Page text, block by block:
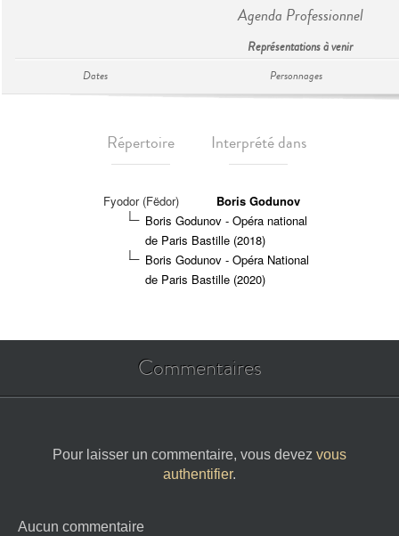
Agenda Professionnel
Représentations à venir
Dates Personnages
Répertoire Interprété dans
Fyodor (Fëdor)
Boris Godunov
Boris Godunov - Opéra national
de Paris Bastille (2018)
Boris Godunov - Opéra National
de Paris Bastille (2020)
Commentaires
Pour laisser un commentaire, vous devez vous
authentifier.
Aucun commentaire